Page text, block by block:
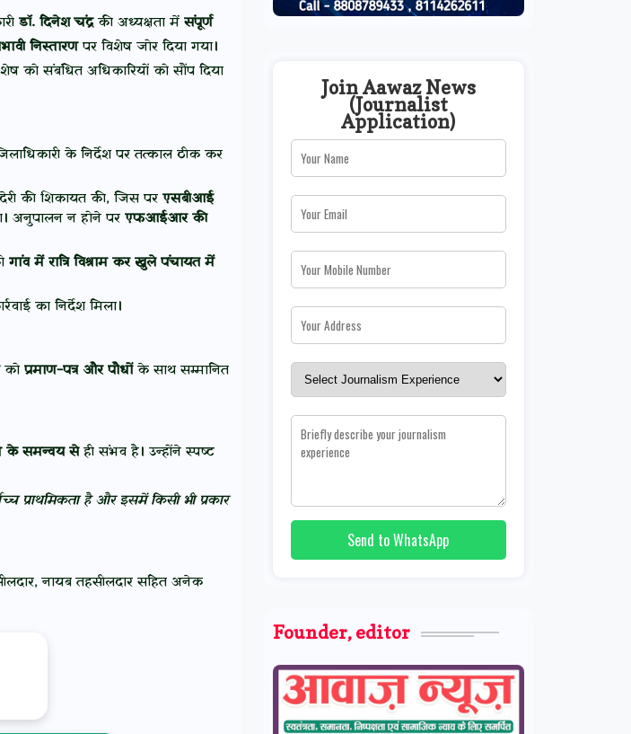
डॉ. दिनेश चंद्रकी अध्यक्षता में संपूर्ण
निस्तारणपर विशेष जोर दिया गया।
को संबंधित अधिकारियों को सौंप दिया
के निर्देश पर तत्काल ठीक कर
की शिकायत की, जिस पर एसबीआई
अनुपालन न होने पर एफआईआर की
गांव में रात्रि विश्राम कर खुले पंचायत में
का निर्देश मिला।
को प्रमाण-पत्र और पौधोंके साथ सम्मानित
के समन्वय सेही संभव है। उन्होंने स्पष्ट
प्राथमिकता है और इसमें किसी भी प्रकार
नायब तहसीलदार सहित अनेक
Join Aawaz News
(Journalist
Application)
Send to WhatsApp
Founder, editor